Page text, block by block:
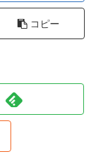
コピー